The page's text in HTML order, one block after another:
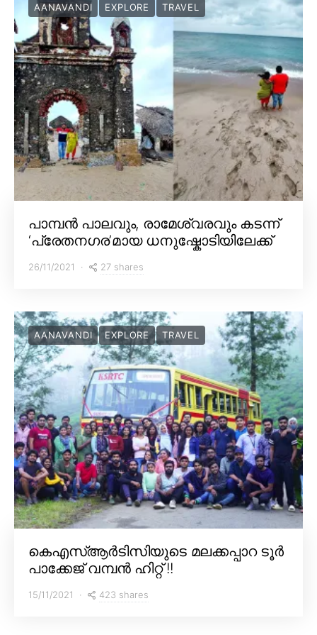
AANAVANDI EXPLORE TRAVEL
പാമ്പൻ പാലവും, രാമേശ്വരവും കടന്ന്
‘പ്രേതനഗര’മായ ധനുഷ്കോടിയിലേക്ക്
26/11/2021 27 shares
AANAVANDI EXPLORE TRAVEL
കെഎസ്ആർടിസിയുടെ മലക്കപ്പാറ ടൂർ
പാക്കേജ് വമ്പൻ ഹിറ്റ് !!
15/11/2021 423 shares